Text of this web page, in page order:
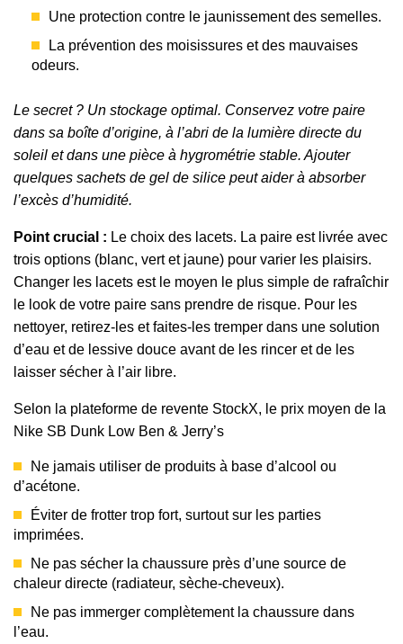
Une protection contre le jaunissement des semelles.
La prévention des moisissures et des mauvaises
odeurs.
Le secret ? Un stockage optimal. Conservez votre paire
dans sa boîte d’origine, à l’abri de la lumière directe du
soleil et dans une pièce à hygrométrie stable. Ajouter
quelques sachets de gel de silice peut aider à absorber
l’excès d’humidité.
Point crucial : Le choix des lacets. La paire est livrée avec
trois options (blanc, vert et jaune) pour varier les plaisirs.
Changer les lacets est le moyen le plus simple de rafraîchir
le look de votre paire sans prendre de risque. Pour les
nettoyer, retirez-les et faites-les tremper dans une solution
d’eau et de lessive douce avant de les rincer et de les
laisser sécher à l’air libre.
Selon la plateforme de revente StockX, le prix moyen de la
Nike SB Dunk Low Ben & Jerry’s
Ne jamais utiliser de produits à base d’alcool ou
d’acétone.
Éviter de frotter trop fort, surtout sur les parties
imprimées.
Ne pas sécher la chaussure près d’une source de
chaleur directe (radiateur, sèche-cheveux).
Ne pas immerger complètement la chaussure dans
l’eau.